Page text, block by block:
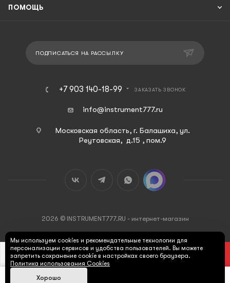
В КОРЗИНУ
ПОМОЩЬ
ПОДПИСАТЬСЯ НА РАССЫЛКУ
+7 903 140-18-99 ЗАКАЗАТЬ ЗВОНОК
info@instrument777.ru
Московская область, г. Балашиха, ул.
Реутовская, д.15 , пом.9
2026 © INSTRUMENT777.RU - интернет-магазин
Мы используем cookies и рекомендательные технологии для
персонализации сервисов и удобства пользователей. Вы можете
запретить сохранение cookie в настройках своего браузера.
Политика использования Cookies
Хорошо